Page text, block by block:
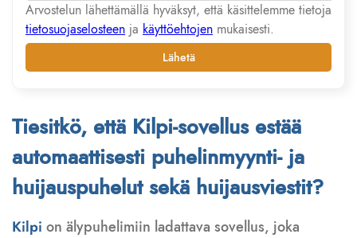
Arvostelun lähettämällä hyväksyt, että käsittelemme tietoja
tietosuojaselosteen ja käyttöehtojen mukaisesti.
Lähetä
Tiesitkö, että Kilpi-sovellus estää
automaattisesti puhelinmyynti- ja
huijauspuhelut sekä huijausviestit?
Kilpi on älypuhelimiin ladattava sovellus, joka